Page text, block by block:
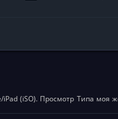
(iSO). Просмотр Типа моя